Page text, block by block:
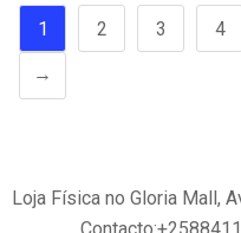
1 2 3 4
→
Loja Física no Gloria Mall,